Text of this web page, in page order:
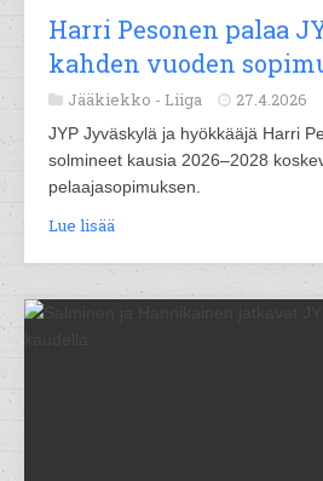
Harri Pesonen palaa
kahden vuoden
Jääkiekko - Liiga 27.4.2026
JYP Jyväskylä ja hyökkääjä Harri
solmineet kausia 2026–2028
pelaajasopimuksen.
Lue lisää